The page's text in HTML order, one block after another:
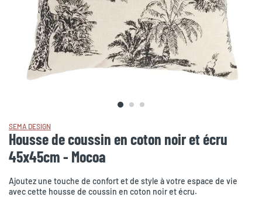
SEMA DESIGN
Housse de coussin en coton noir et écru
45x45cm - Mocoa
Ajoutez une touche de confort et de style à votre espace de vie
avec cette housse de coussin en coton noir et écru.